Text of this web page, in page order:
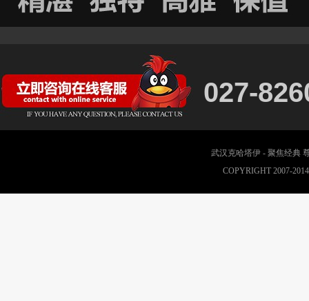
027-
武汉克哈塔伊 - 聚焦经典
COPYRIGHT 2007-